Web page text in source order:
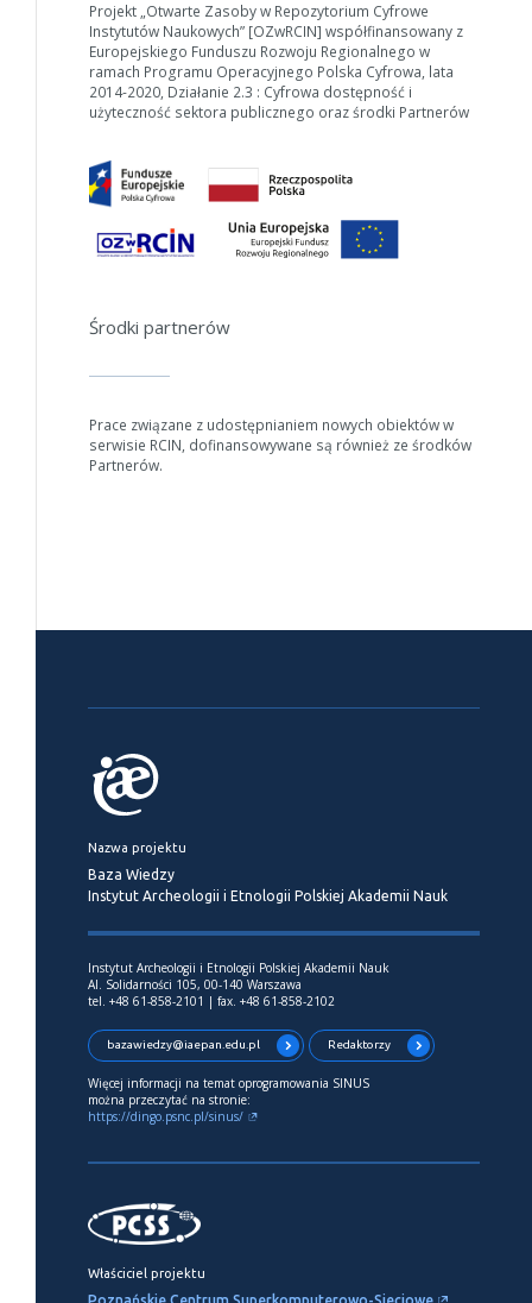
może się wydłużyć.
Jeśli generowanie trwa zbyt długo można ograniczyć dane np.
zmniejszając zakres lat.
Projekt „Otwarte Zasoby w Repozytorium Cyfrowe
Instytutów Naukowych” [OZwRCIN] współfinansowany z
Europejskiego Funduszu Rozwoju Regionalnego w
ramach Programu Operacyjnego Polska Cyfrowa, lata
2014-2020, Działanie 2.3 : Cyfrowa dostępność i
użyteczność sektora publicznego oraz środki Partnerów
Środki partnerów
Prace związane z udostępnianiem nowych obiektów w
serwisie RCIN, dofinansowywane są również ze środków
Partnerów.
Nazwa projektu
Baza Wiedzy
Instytut Archeologii i Etnologii Polskiej Akademii Nauk
Instytut Archeologii i Etnologii Polskiej Akademii Nauk
Al. Solidarności 105, 00-140 Warszawa
tel. +48 61-858-2101 | fax. +48 61-858-2102
bazawiedzy@iaepan.edu.pl Redaktorzy
Więcej informacji na temat oprogramowania SINUS
można przeczytać na stronie:
https://dingo.psnc.pl/sinus/
Właściciel projektu
Poznańskie Centrum Superkomputerowo-Sieciowe